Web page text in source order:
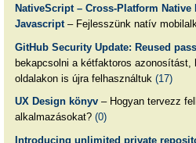
NativeScript – Cross-Platform
Javascript– Fejlesszünk natív
GitHub Security Update: Reused
bekapcsolni a kétfaktoros azonosítást,
oldalakon is újra felhasználtuk (17)
UX Design könyv– Hogyan tervezz
alkalmazásokat? (0)
Introducing unlimited private